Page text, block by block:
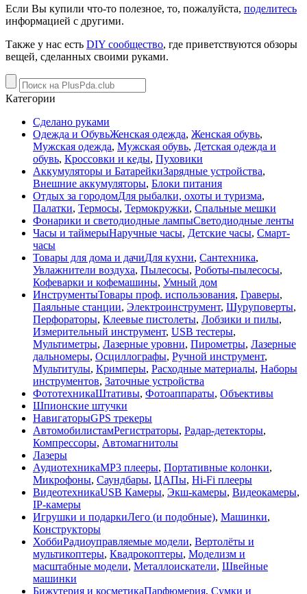
Если Вы купили что-то полезное, то, пожалуйста, поделитесь
информацией с другими.
Также у нас есть DIY сообщество, где приветствуются обзоры
вещей, сделанных своими руками.
Категории
Сделано руками
Одежда и ОбувьЖенская одежда, Женская обувь,
Мужская одежда, Мужская обувь, Детская одежда и
обувь, Кроссовки и кеды, Пуховики
Аккумуляторы и БатарейкиЗарядные устройства,
Внешние аккумуляторы, Блоки питания
Отдых за городомДля рыбалки, охоты и туризма,
Палатки, Термосы, Термокружки, Спальные мешки
Фонарики и светодиодные лампыСветодиодные ленты
Часы и таймерыНаручные часы, Детские часы, Смарт-
часы
Товары для дома и дачиДля кухни, Сантехника,
Увлажнители воздуха, Пылесосы, Роботы-пылесосы,
Кофеварки и кофемашины, Умный дом
ИнструментыТовары проф. использования, Граверы,
Паяльные станции, Электроинструмент, Шуруповерты,
Перфораторы, Клеевые пистолеты, Лобзики и пилы,
Измерительный инструмент, USB тестеры,
Мультиметры, Лазерные уровни, Пирометры, Лазерные
дальномеры, Осциллографы, Ручной инструмент,
Мультитулы, Кримперы, Расходные материалы, Наборы
инструментов, Заточные устройства
ФототехникаШтативы, Фотоаппараты, Объективы
Шпионские штучки
НавигаторыGPS трекеры
АвтомобилистамРегистраторы, Радар-детекторы,
Компрессоры, Автомагнитолы
Лазеры
АудиотехникаMP3 плееры, Портативные колонки,
Микрофоны, Саундбары, ЦАПы, Hi-Fi плееры
ВидеотехникаUSB Камеры, Экш-камеры, Видеокамеры,
IP-камеры
Игрушки и подаркиЛего (и подобные), Машинки,
Конструкторы
ХоббиРадиоуправляемые модели, Вертолёты и
мультикоптеры, Квадрокоптеры, Моделизм и
масштабные модели, Металлоискатели, Швейные
машинки
Бижутерия и косметикаПарфюмерия, Сумки и